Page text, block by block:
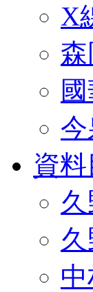
X
今
資